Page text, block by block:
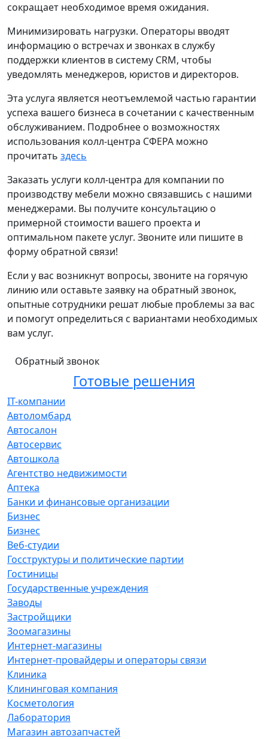
сокращает необходимое время ожидания.
Минимизировать нагрузки. Операторы вводят
информацию о встречах и звонках в службу
поддержки клиентов в систему CRM, чтобы
уведомлять менеджеров, юристов и директоров.
Эта услуга является неотъемлемой частью гарантии
успеха вашего бизнеса в сочетании с качественным
обслуживанием. Подробнее о возможностях
использования колл-центра СФЕРА можно
прочитать здесь
Заказать услуги колл-центра для компании по
производству мебели можно связавшись с нашими
менеджерами. Вы получите консультацию о
примерной стоимости вашего проекта и
оптимальном пакете услуг. Звоните или пишите в
форму обратной связи!
Если у вас возникнут вопросы, звоните на горячую
линию или оставьте заявку на обратный звонок,
опытные сотрудники решат любые проблемы за вас
и помогут определиться с вариантами необходимых
вам услуг.
Обратный звонок
Готовые решения
IT-компании
Автоломбард
Автосалон
Автосервис
Автошкола
Агентство недвижимости
Аптека
Банки и финансовые организации
Бизнес
Бизнес
Веб-студии
Госструктуры и политические партии
Гостиницы
Государственные учреждения
Заводы
Застройщики
Зоомагазины
Интернет-магазины
Интернет-провайдеры и операторы связи
Клиника
Клининговая компания
Косметология
Лаборатория
Магазин автозапчастей